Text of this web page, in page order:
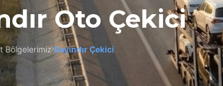
Oto Çekici
Bölgelerimiz Bayındır Çekici